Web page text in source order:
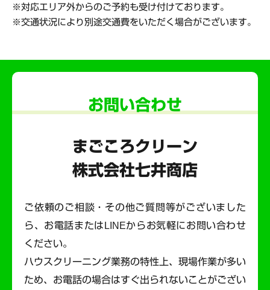
対応エリア外からのご予約も受け付けております。
交通状況により別途交通費をいただく場合がございます。
お問い合わせ
まごころクリーン
株式会社七井商店
ご依頼のご相談・その他ご質問等がございました
ら、お電話またはLINEからお気軽にお問い合わせ
ください。
ハウスクリーニング業務の特性上、現場作業が多い
ため、お電話の場合はすぐ出られないことがござい